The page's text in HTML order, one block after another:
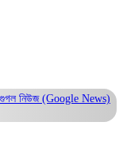
গুগল নিউজ (Google News)